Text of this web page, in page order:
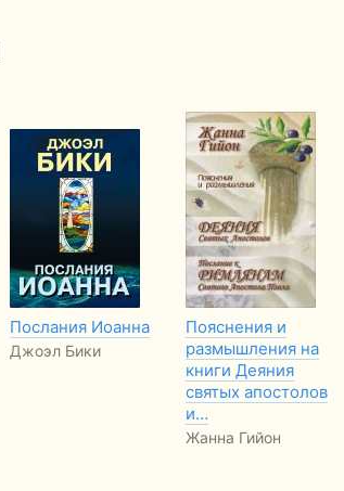
Послания Иоанна
Джоэл Бики
Пояснения и
размышления на
книги Деяния
святых апостолов
и…
Жанна Гийон